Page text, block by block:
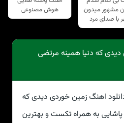
مشهور میدون
با صدای مرد
هوش مصنوعی
که دنیا همینه مرتضی
اهنگ زمین خوردی دیدی که
به همراه تکست و بهترین